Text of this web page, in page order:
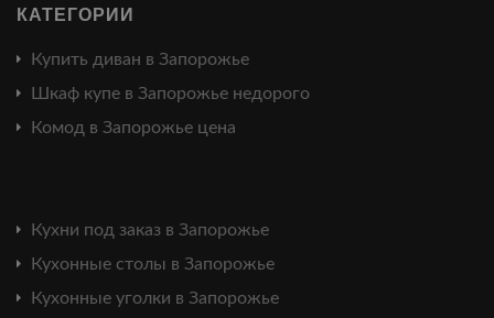
КАТЕГОРИИ
Купить диван в Запорожье
Шкаф купе в Запорожье недорого
Комод в Запорожье цена
Кухни под заказ в Запорожье
Кухонные столы в Запорожье
Кухонные уголки в Запорожье